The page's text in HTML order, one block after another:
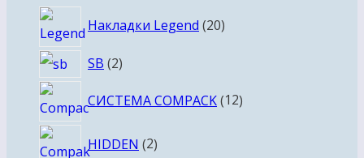
Накладки Legend 2020
SB 22
СИСТЕМА COMPACK 1212
HIDDEN 22